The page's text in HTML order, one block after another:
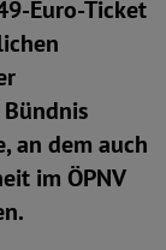
Euro-Ticket
an dem auch
im ÖPNV